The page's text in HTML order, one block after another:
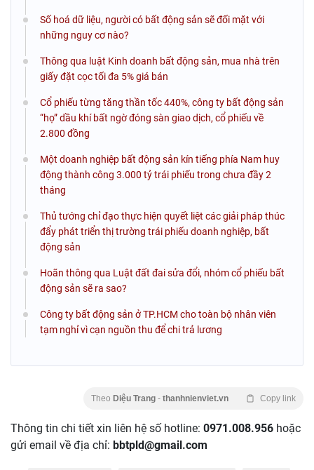
Số hoá dữ liệu, người có bất động sản sẽ đối mặt với
những nguy cơ nào?
Thông qua luật Kinh doanh bất động sản, mua nhà trên
giấy đặt cọc tối đa 5% giá bán
Cổ phiếu từng tăng thần tốc 440%, công ty bất động sản
“họ” dầu khí bất ngờ đóng sàn giao dịch, cổ phiếu về
2.800 đồng
Một doanh nghiệp bất động sản kín tiếng phía Nam huy
động thành công 3.000 tỷ trái phiếu trong chưa đầy 2
tháng
Thủ tướng chỉ đạo thực hiện quyết liệt các giải pháp thúc
đẩy phát triển thị trường trái phiếu doanh nghiệp, bất
động sản
Hoãn thông qua Luật đất đai sửa đổi, nhóm cổ phiếu bất
động sản sẽ ra sao?
Công ty bất động sản ở TP.HCM cho toàn bộ nhân viên
tạm nghỉ vì cạn nguồn thu để chi trả lương
Theo Diệu Trang - thanhnienviet.vn Copy link
Thông tin chi tiết xin liên hệ số hotline: 0971.008.956 hoặc
gửi email về địa chỉ: bbtpld@gmail.com